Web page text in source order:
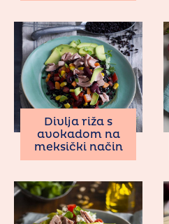
Divlja riža s
avokadom na
meksički način